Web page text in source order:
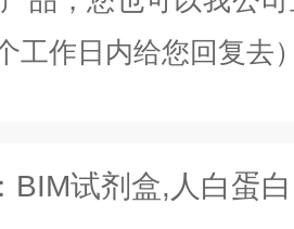
工作日内给您回复去
BIM试剂盒,人白蛋白（